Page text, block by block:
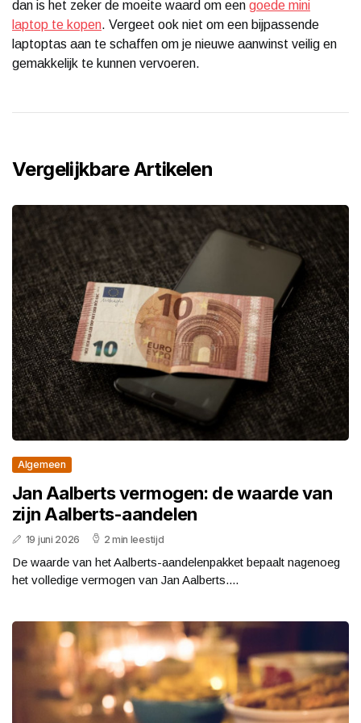
dan is het zeker de moeite waard om een goede mini
laptop te kopen. Vergeet ook niet om een bijpassende
laptoptas aan te schaffen om je nieuwe aanwinst veilig en
gemakkelijk te kunnen vervoeren.
Vergelijkbare Artikelen
Algemeen
Jan Aalberts vermogen: de waarde van
zijn Aalberts-aandelen
19 juni 2026 2 min leestijd
De waarde van het Aalberts-aandelenpakket bepaalt nagenoeg
het volledige vermogen van Jan Aalberts....